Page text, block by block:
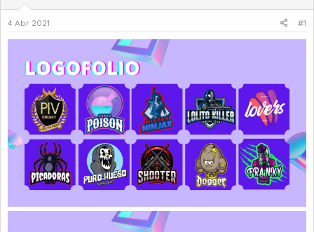
d
e
m
d
i
c
i
o
4 Abr 2021 #1